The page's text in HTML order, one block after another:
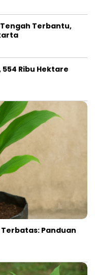
Terbantu,
Ribu Hektare
Panduan